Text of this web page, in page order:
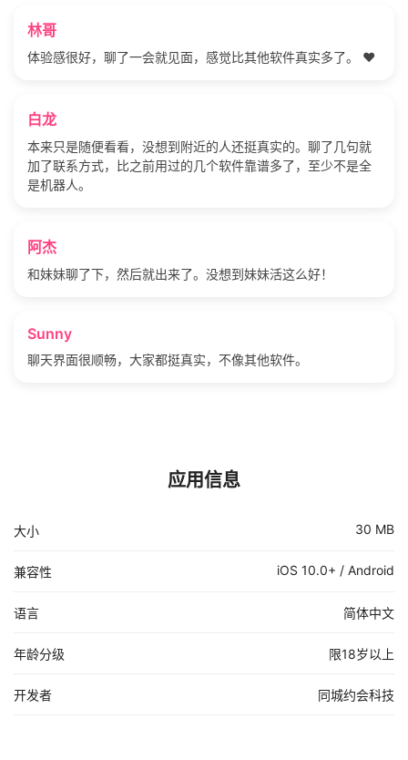
林哥
体验感很好，聊了一会就见面，感觉比其他软件真实多了。 ❤️
白龙
本来只是随便看看，没想到附近的人还挺真实的。聊了几句就
加了联系方式，比之前用过的几个软件靠谱多了，至少不是全
是机器人。
阿杰
和妹妹聊了下，然后就出来了。没想到妹妹活这么好！
Sunny
聊天界面很顺畅，大家都挺真实，不像其他软件。
应用信息
大小 30 MB
兼容性 iOS 10.0+ / Android
语言 简体中文
年龄分级 限18岁以上
开发者 同城约会科技